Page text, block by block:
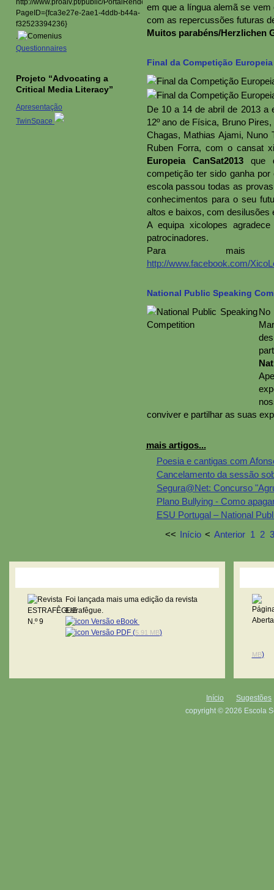
em que a língua alemã se
com as repercussões futuras
Muitos parabéns/Herzlichen
Final da Competição Europeia
De 10 a 14 de abril de 2013 a
12º ano de Física, Bruno
Chagas, Mathias Ajami, Nuno
Ruben Forra, com o cansat
Europeia CanSat2013que
competição ter sido ganha
escola passou todas as
conhecimentos para o seu
altos e baixos, com desilusões
A equipa xicolopes
patrocinadores.
Para mais
http://www.facebook.com/
National Public Speaking
No
conviver e partilhar as suas
mais artigos...
Poesia e cantigas com
Cancelamento da sessão
Segura@Net: Concurso
Plano Bullying - Como
ESU Portugal – National
<< Início < Anterior 1 2 3
.
Questionnaires
Projeto “Advocating a
Critical Media Literacy”
Apresentação
TwinSpace
Foi lançada mais uma edição da revista
Estrafêgue.
Versão eBook
Versão PDF (5.91 MB)
MB)
Início
Sugestões
copyright © 2026 Escola